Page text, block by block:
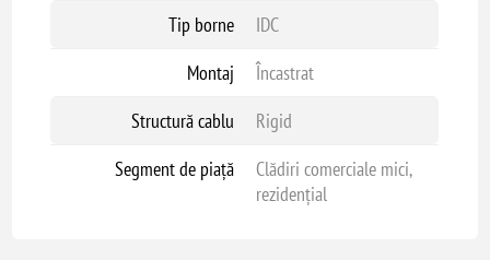
Tip borne
IDC
Montaj
Încastrat
Structură cablu
Rigid
Segment de piață
Clădiri comerciale mici,
rezidențial